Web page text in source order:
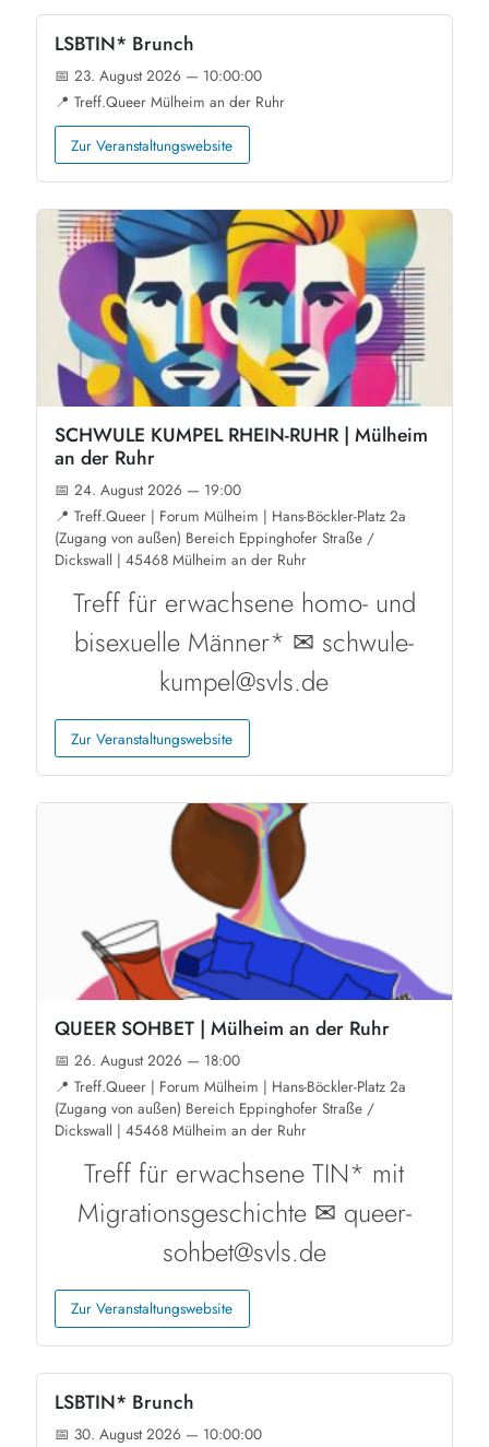
LSBTIN* Brunch
📅 23. August 2026 — 10:00:00
📍 Treff.Queer Mülheim an der Ruhr
Zur Veranstaltungswebsite
SCHWULE KUMPEL RHEIN-RUHR | Mülheim
an der Ruhr
📅 24. August 2026 — 19:00
📍 Treff.Queer | Forum Mülheim | Hans-Böckler-Platz 2a
(Zugang von außen) Bereich Eppinghofer Straße /
Dickswall | 45468 Mülheim an der Ruhr
Treff für erwachsene homo- und
bisexuelle Männer* ✉ schwule-
kumpel@svls.de
Zur Veranstaltungswebsite
QUEER SOHBET | Mülheim an der Ruhr
📅 26. August 2026 — 18:00
📍 Treff.Queer | Forum Mülheim | Hans-Böckler-Platz 2a
(Zugang von außen) Bereich Eppinghofer Straße /
Dickswall | 45468 Mülheim an der Ruhr
Treff für erwachsene TIN* mit
Migrationsgeschichte ✉ queer-
sohbet@svls.de
Zur Veranstaltungswebsite
LSBTIN* Brunch
📅 30. August 2026 — 10:00:00